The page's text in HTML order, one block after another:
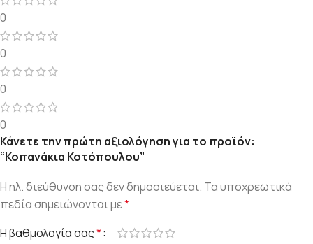
0
0
0
0
Κάνετε την πρώτη αξιολόγηση για το προϊόν:
“Κοπανάκια Κοτόπουλου”
Η ηλ. διεύθυνση σας δεν δημοσιεύεται. Τα υποχρεωτικά
πεδία σημειώνονται με*
Η βαθμολογία σας*